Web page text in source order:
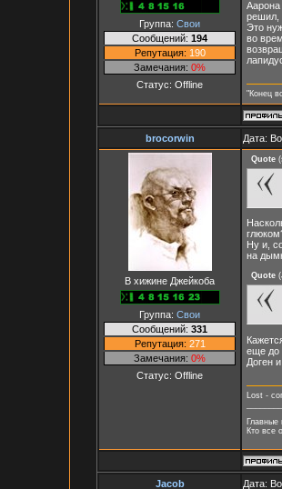
Группа: Свои
Сообщений: 194
Репутация: 190
Замечания: 0%
Статус: Offline
Аарона
решил,
Это
во
"Конец
brocorwin Дата:
В хижине Джейкоба
Группа: Свои
Сообщений: 331
Репутация: 271
Замечания: 0%
Статус: Offline
Quote (
Ну и,
на
Quote (
еще до
Доген
Lost -
Главные
Кто все
Jaсоb Дата: